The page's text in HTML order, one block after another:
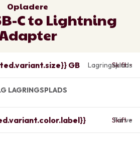
Opladere
C to Lightning
GB Skift
Lagringsplads
LAGRINGSPLADS
Skift
Farve